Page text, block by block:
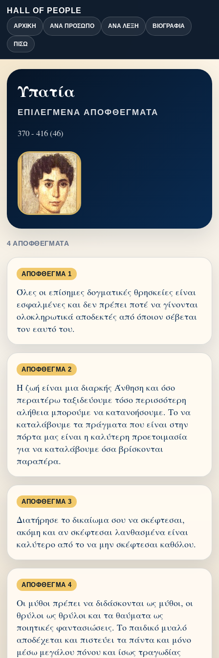
HALL OF PEOPLE
ΑΡΧΙΚΉ ΑΝΆ ΠΡΌΣΩΠΟ ΑΝΆ ΛΈΞΗ ΒΙΟΓΡΑΦΊΑ
ΠΊΣΩ
Υπατία
ΕΠΙΛΕΓΜΈΝΑ ΑΠΟΦΘΈΓΜΑΤΑ
370 - 416 (46)
4 ΑΠΟΦΘΈΓΜΑΤΑ
ΑΠΌΦΘΕΓΜΑ 1
Όλες οι επίσημες δογματικές θρησκείες είναι
εσφαλμένες και δεν πρέπει ποτέ να γίνονται
ολοκληρωτικά αποδεκτές από όποιον σέβεται
τον εαυτό του.
ΑΠΌΦΘΕΓΜΑ 2
Η ζωή είναι μια διαρκής Άνθηση και όσο
περαιτέρω ταξιδεύουμε τόσο περισσότερη
αλήθεια μπορούμε να κατανοήσουμε. Το να
καταλάβουμε τα πράγματα που είναι στην
πόρτα μας είναι η καλύτερη προετοιμασία
για να καταλάβουμε όσα βρίσκονται
παραπέρα.
ΑΠΌΦΘΕΓΜΑ 3
Διατήρησε το δικαίωμα σου να σκέφτεσαι,
ακόμη και αν σκέφτεσαι λανθασμένα είναι
καλύτερο από το να μην σκέφτεσαι καθόλου.
ΑΠΌΦΘΕΓΜΑ 4
Οι μύθοι πρέπει να διδάσκονται ως μύθοι, οι
θρύλοι ως θρύλοι και τα θαύματα ως
ποιητικές φαντασιώσεις. Το παιδικό μυαλό
αποδέχεται και πιστεύει τα πάντα και μόνο
μέσω μεγάλου πόνου και ίσως τραγωδίας